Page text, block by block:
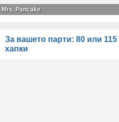
Mrs. Pancake
За вашето парти: 80 или
хапки